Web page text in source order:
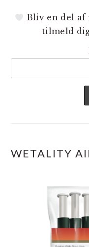
Bliv en del af
tilmeld
WETALITY